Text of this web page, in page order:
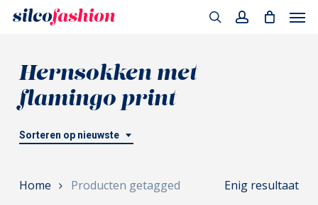
Skip
contentHernsokken met
flamingo print
Sorteren op nieuwste
Enig resultaat
Home
Producten getagged